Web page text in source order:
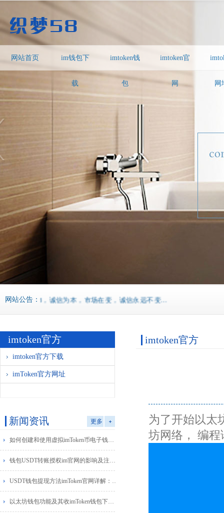
网站首页 im钱包下
载
imtoken钱
包
imtoken官
网 网
网站公告：
织梦58，诚信为本，市场在变，诚信永远不变...
imtoken官方
imtoken官方下载
imToken官方网址
新闻资讯 更多
如何创建和使用虚拟imToken币电子钱包：详
钱包USDT转账授权im官网的影响及注意事项
USDT钱包提现方法imToken官网详解：最全指
以太坊钱包功能及其收imToken钱包下载益阐
imtoken官方
为了开始以太
坊网络， 编